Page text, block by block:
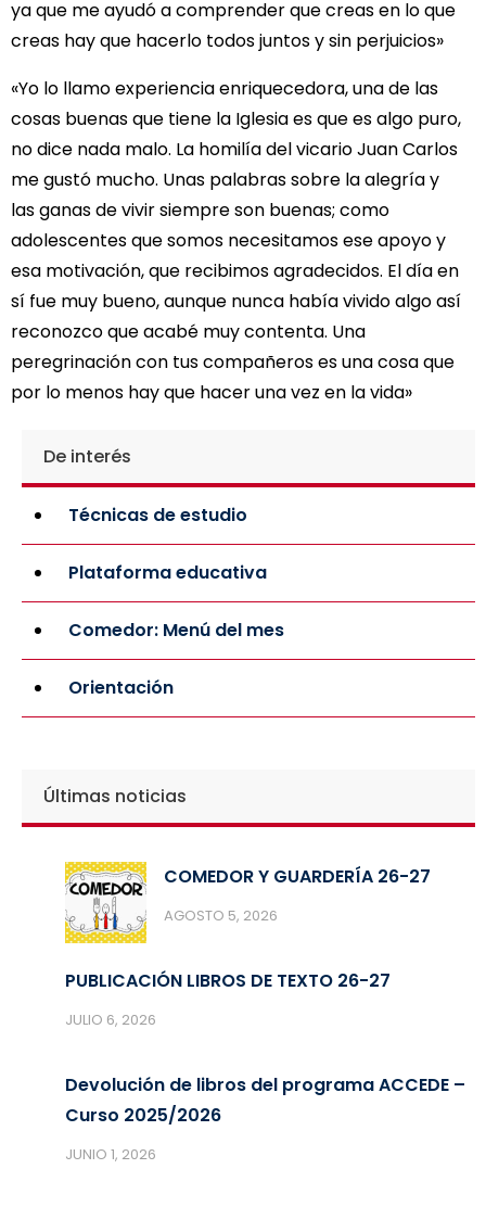
ya que me ayudó a comprender que creas en lo que
creas hay que hacerlo todos juntos y sin perjuicios»
«Yo lo llamo experiencia enriquecedora, una de las
cosas buenas que tiene la Iglesia es que es algo puro,
no dice nada malo. La homilía del vicario Juan Carlos
me gustó mucho. Unas palabras sobre la alegría y
las ganas de vivir siempre son buenas; como
adolescentes que somos necesitamos ese apoyo y
esa motivación, que recibimos agradecidos. El día en
sí fue muy bueno, aunque nunca había vivido algo así
reconozco que acabé muy contenta. Una
peregrinación con tus compañeros es una cosa que
por lo menos hay que hacer una vez en la vida»
De interés
Técnicas de estudio
Plataforma educativa
Comedor: Menú del mes
Orientación
Últimas noticias
COMEDOR Y GUARDERÍA 26-27
AGOSTO 5, 2026
PUBLICACIÓN LIBROS DE TEXTO 26-27
JULIO 6, 2026
Devolución de libros del programa ACCEDE –
Curso 2025/2026
JUNIO 1, 2026